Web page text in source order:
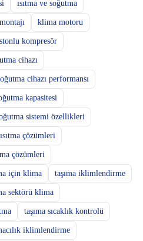
ısıtma ve soğutma
klima motoru
kompresör
cihazı
cihazı performansı
kapasitesi
sistemi özellikleri
çözümleri
çözümleri
için klima taşıma iklimlendirme
sektörü klima
taşıma sıcaklık kontrolü
iklimlendirme